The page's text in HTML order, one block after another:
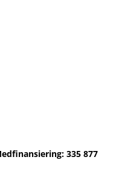
335 877